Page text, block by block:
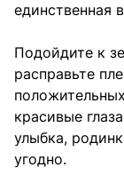
единственная
Подойдите к
расправьте
красивые
улыбка,
угодно.